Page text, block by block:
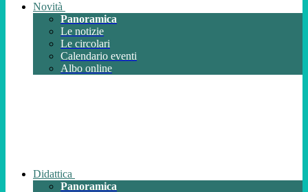
Novità
Panoramica
Le notizie
Le circolari
Calendario eventi
Albo online
Didattica
Panoramica